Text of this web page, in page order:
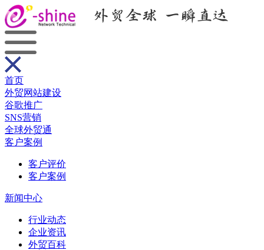
首页
外贸网站建设
谷歌推广
SNS营销
全球外贸通
客户案例
客户评价
客户案例
新闻中心
行业动态
企业资讯
外贸百科